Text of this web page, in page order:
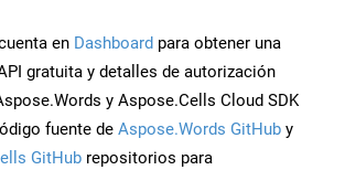
en Dashboard para obtener una
gratuita y detalles de autorización
y Aspose.Cells Cloud SDK
fuente de Aspose.Words GitHub y
GitHub repositorios para